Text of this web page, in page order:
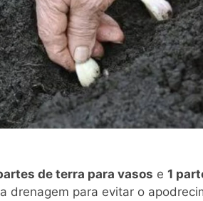
de terra para vasos e 1
drenagem para evitar o